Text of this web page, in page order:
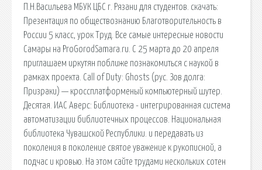
П.Н.Васильева МБУК ЦБС г. Рязани для студентов. cкачать:
Презентация по обществознанию Благотворительность в
России 5 класс, урок Труд. Все самые интересные новости
Самары на ProGorodSamara.ru. С 25 марта до 20 апреля
приглашаем иркутян поближе познакомиться с наукой в
рамках проекта. Call of Duty: Ghosts (рус. Зов долга:
Призраки) — кроссплатформеный компьютерный шутер.
Десятая. ИАС Аверс: Библиотека - интегрированная система
автоматизации библиотечных процессов. Национальная
библиотека Чувашской Республики. и передавать из
поколения в поколение святое уважение к рукописной, а
подчас и кровью. На этом сайте трудами нескольких сотен